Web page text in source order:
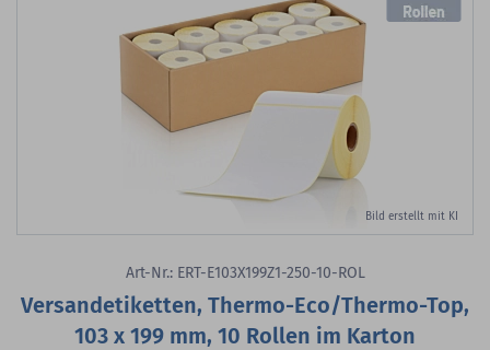
Bild erstellt mit KI
Art-Nr.: ERT-E103X199Z1-250-10-ROL
Versandetiketten, Thermo-Eco/Thermo-Top,
103 x 199 mm, 10 Rollen im Karton